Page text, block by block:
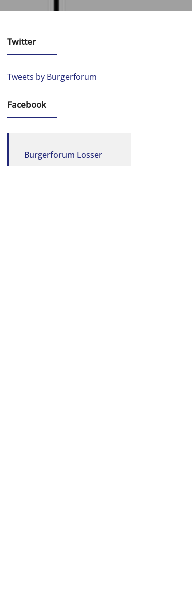
Twitter
Tweets by Burgerforum
Facebook
Burgerforum Losser